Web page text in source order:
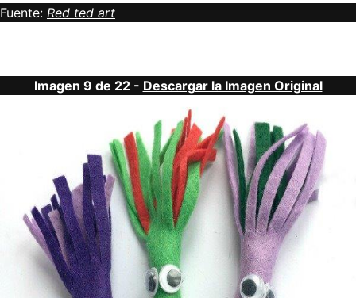
Fuente: Red ted art
Imagen 9 de 22 - Descargar la Imagen Original